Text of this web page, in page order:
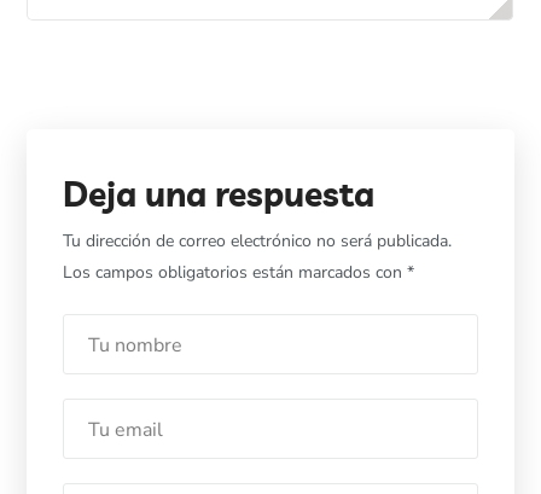
Deja una respuesta
Tu dirección de correo electrónico no será publicada.
Los campos obligatorios están marcados con*